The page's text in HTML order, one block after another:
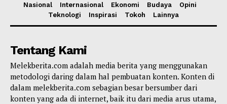
Nasional Internasional Ekonomi Budaya
Opini
Teknologi
Inspirasi Tokoh Lainnya
Tentang Kami
Melekberita.com adalah media berita yang menggunakan
metodologi daring dalam hal pembuatan konten. Konten di
dalam melekberita.com sebagian besar bersumber dari
konten yang ada di internet, baik itu dari media arus utama,